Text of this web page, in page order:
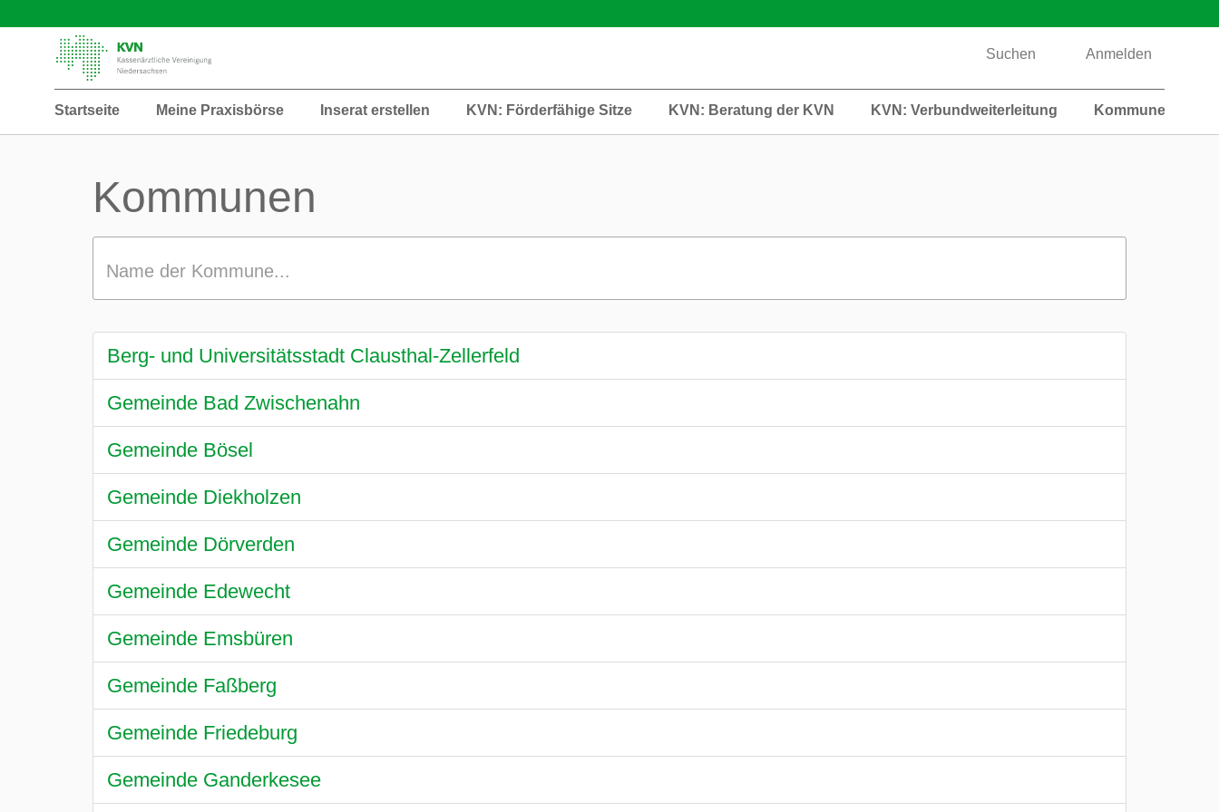
Anmelden
Suchen
Startseite Meine Praxisbörse Inserat erstellen KVN: Förderfähige Sitze KVN: Beratung der KVN KVN: Verbundweiterleitung Kommunen
Kommunen
Name der Kommune...
Berg- und Universitätsstadt Clausthal-Zellerfeld
Gemeinde Bad Zwischenahn
Gemeinde Bösel
Gemeinde Diekholzen
Gemeinde Dörverden
Gemeinde Edewecht
Gemeinde Emsbüren
Gemeinde Faßberg
Gemeinde Friedeburg
Gemeinde Ganderkesee